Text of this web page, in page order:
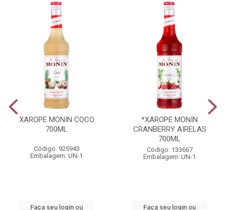
XAROPE MONIN COCO
700ML
Código: 925943
Embalagem: UN-1
Faça seu login ou
*XAROPE MONIN
CRANBERRY AIRELAS
700ML
Código: 133667
Embalagem: UN-1
Faça seu login ou